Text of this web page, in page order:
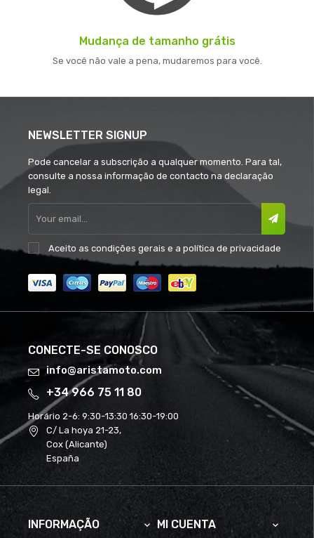
Mudança de tamanho grátis
Se você não vale a pena, mudaremos para você.
NEWSLETTER SIGNUP
Pode cancelar a subscrição a qualquer momento. Para tal,
consulte a nossa informação de contacto na declaração
legal.
Aceito as condições gerais e a política de privacidade
CONECTE-SE CONOSCO
info@aristamoto.com
+34 966 75 11 80
Horário 2-6: 9:30-13:30 16:30-19:00
C/ La hoya 21-23,
Cox (Alicante)
España
INFORMAÇÃO  MI CUENTA 